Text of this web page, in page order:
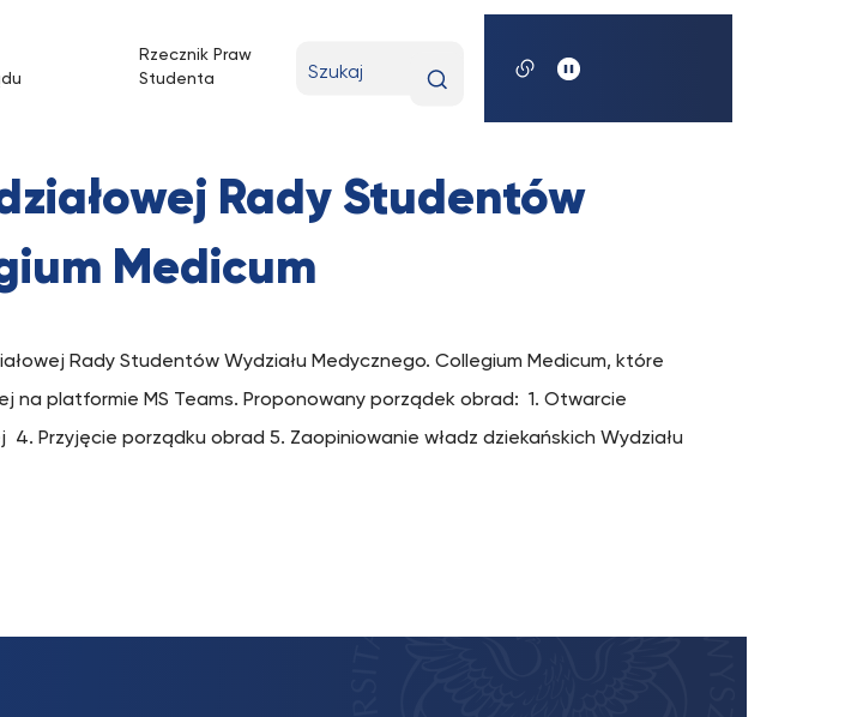
Rzecznik Praw
Studenta
Wpisz
wyszukiwaną
Rady Studentów
Medicum
Rady Studentów Wydziału Medycznego. Collegium Medicum, które
na platformie MS Teams. Proponowany porządek obrad: 1. Otwarcie
Przyjęcie porządku obrad 5. Zaopiniowanie władz dziekańskich Wydziału